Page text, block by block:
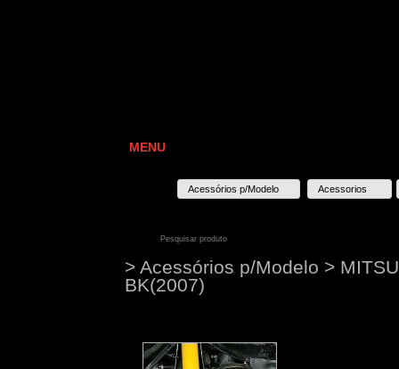
MENU
Acessórios p/Modelo Acessorios
> Acessórios p/Modelo >
BK(2007)